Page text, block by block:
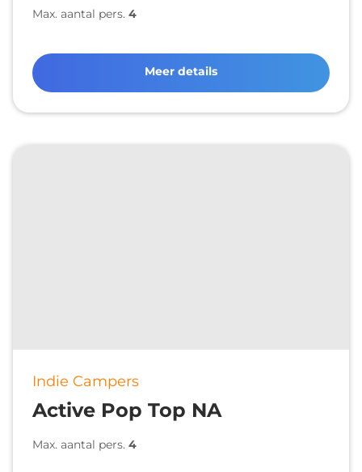
Max. aantal pers. 4
Meer details
Indie Campers
Active Pop Top NA
Max. aantal pers. 4